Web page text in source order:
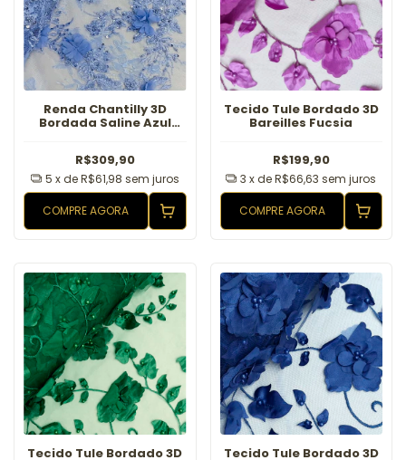
Renda Chantilly 3D
Bordada Saline Azul
R$309,90
5 x deR$61,98 sem juros
COMPRE AGORA
Tecido Tule Bordado 3D
Bareilles Fucsia
R$199,90
3 x deR$66,63 sem juros
COMPRE AGORA
Tecido Tule Bordado 3D Tecido Tule Bordado 3D